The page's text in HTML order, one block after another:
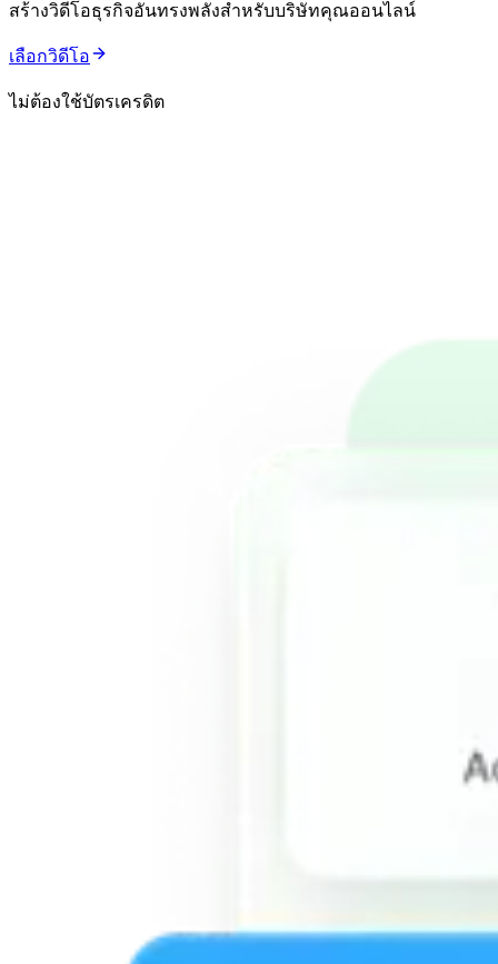
สร้างวิดีโอธุรกิจอันทรงพลังสำหรับบริษัทคุณออนไลน์
เลือกวิดีโอ
ไม่ต้องใช้บัตรเครดิต